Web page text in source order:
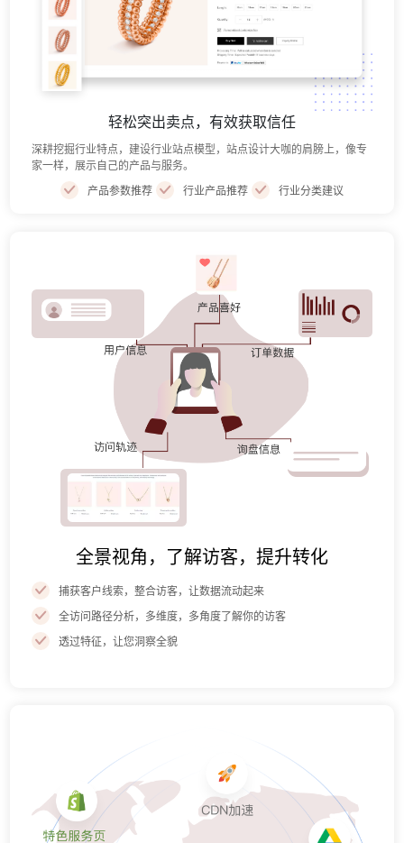
轻松突出卖点，有效获取信任
深耕挖掘行业特点，建设行业站点模型，站点设计大咖的肩膀上，像专
家一样，展示自己的产品与服务。
产品参数推荐
行业产品推荐 行业分类建议
全景视角，了解访客，提升转化
捕获客户线索，整合访客，让数据流动起来
全访问路径分析，多维度，多角度了解你的访客
透过特征，让您洞察全貌